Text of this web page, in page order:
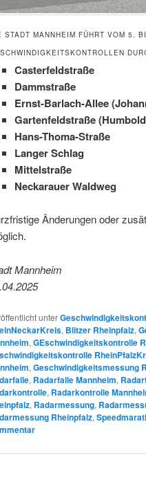
STADT MANNHEIM FÜHRT VOM 5.
Casterfeldstraße
Dammstraße
Ernst-Barlach-Allee
Gartenfeldstraße
Hans-Thoma-Straße
Langer Schlag
Mittelstraße
Neckarauer Waldweg
Änderungen oder
Mannheim
unter
, Blitzer Rheinpfalz,
, GEschwindigkeitskontrolle
, Geschwindigkeitsmessung
, Radarfalle Mannheim,
, Radarkontrolle
, Radarmessung,
Rheinpfalz,